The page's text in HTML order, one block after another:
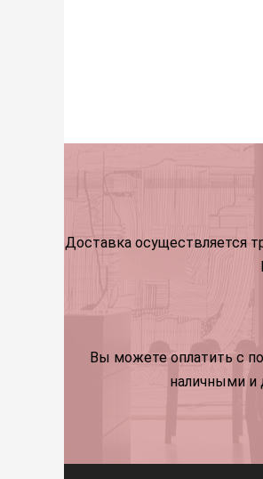
Доставка осуществляется
Вы можете оплатить с
наличными и